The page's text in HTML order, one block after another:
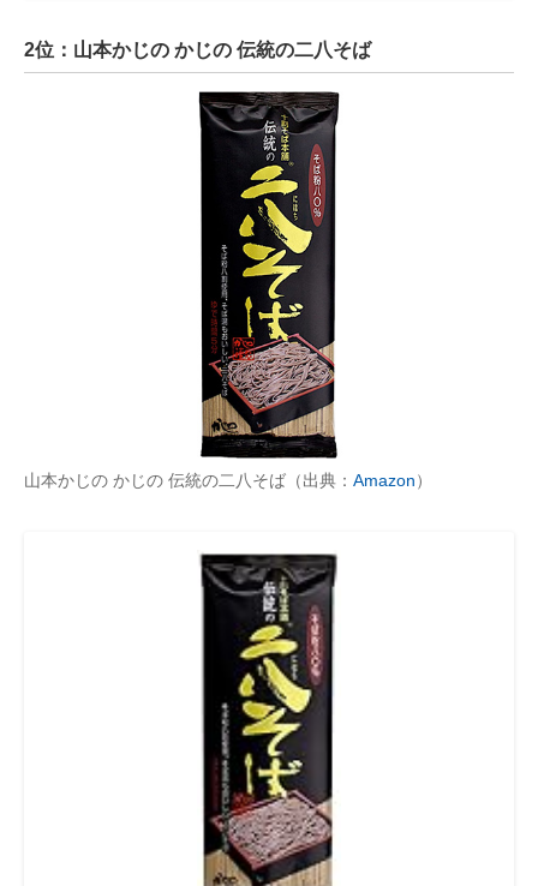
2位：山本かじの かじの 伝統の二八そば
山本かじの かじの 伝統の二八そば（出典： Amazon）